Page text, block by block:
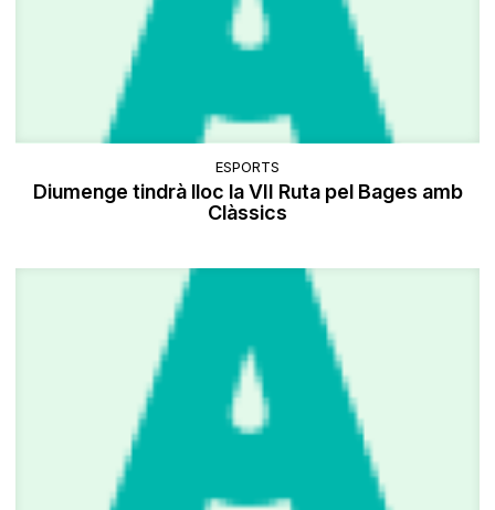
ESPORTS
Diumenge tindrà lloc la VII Ruta pel Bages amb
Clàssics